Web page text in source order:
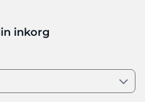
inkorg